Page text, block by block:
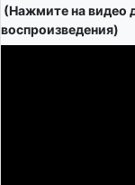
(Нажмите на видео
воспроизведения)